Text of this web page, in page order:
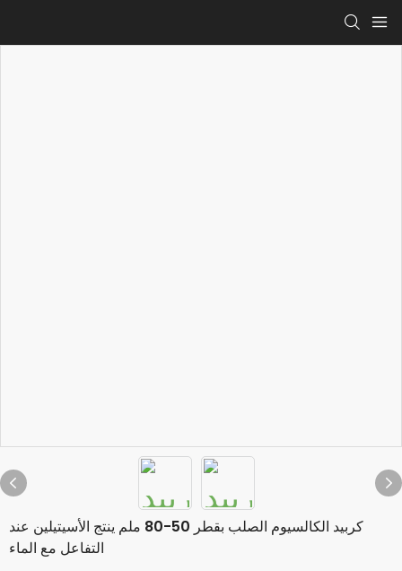
كربيد الكالسيوم الصلب بقطر 50-80 ملم ينتج الأسيتيلين عند
التفاعل مع الماء